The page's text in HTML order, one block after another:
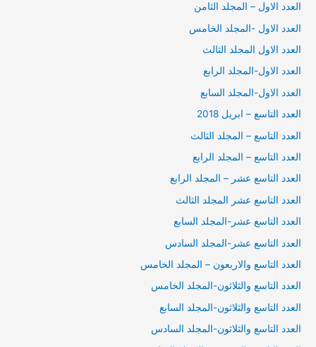
العدد الاول – المجلد الثامن
العدد الاول -المجلد الخامس
العدد الاول المجلد الثالث
العدد الاول-المجلد الرابع
العدد الاول-المجلد السابع
العدد التاسع – ابريل 2018
العدد التاسع – المجلد الثالث
العدد التاسع – المجلد الرابع
العدد التاسع عشر – المجلد الرابع
العدد التاسع عشر المجلد الثالث
العدد التاسع عشر-المجلد السابع
العدد التاسع عشر-المجلد السادس
العدد التاسع والاربعون – المجلد الخامس
العدد التاسع والثلاثون-المجلد الخامس
العدد التاسع والثلاثون-المجلد السابع
العدد التاسع والثلاثون-المجلد السادس